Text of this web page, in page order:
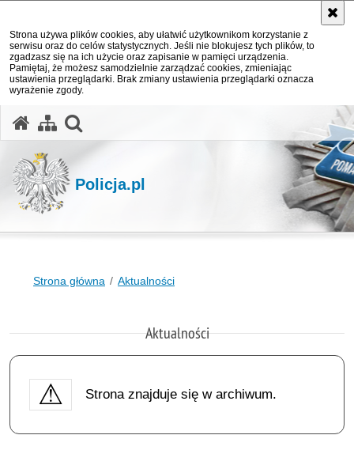
Strona używa plików cookies, aby ułatwić użytkownikom korzystanie z
serwisu oraz do celów statystycznych. Jeśli nie blokujesz tych plików, to
zgadzasz się na ich użycie oraz zapisanie w pamięci urządzenia.
Pamiętaj, że możesz samodzielnie zarządzać cookies, zmieniając
ustawienia przeglądarki. Brak zmiany ustawienia przeglądarki oznacza
wyrażenie zgody.
Policja.pl
Strona główna Aktualności
Aktualności
Strona znajduje się w archiwum.